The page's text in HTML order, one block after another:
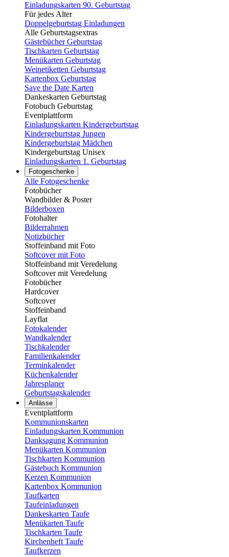
Einladungskarten 90. Geburtstag
Für jedes Alter
Doppelgeburtstag Einladungen
Alle Geburtstagsextras
Gästebücher Geburtstag
Tischkarten Geburtstag
Menükarten Geburtstag
Weinetiketten Geburtstag
Kartenbox Geburtstag
Save the Date Karten
Dankeskarten Geburtstag
Fotobuch Geburtstag
Eventplattform
Einladungskarten Kindergeburtstag
Kindergeburtstag Jungen
Kindergeburtstag Mädchen
Kindergeburtstag Unisex
Einladungskarten 1. Geburtstag
Fotogeschenke
Alle Fotogeschenke
Fotobücher
Wandbilder & Poster
Bilderboxen
Fotohalter
Bilderrahmen
Notizbücher
Stoffeinband mit Foto
Softcover mit Foto
Stoffeinband mit Veredelung
Softcover mit Veredelung
Fotobücher
Hardcover
Softcover
Stoffeinband
Layflat
Fotokalender
Wandkalender
Tischkalender
Familienkalender
Terminkalender
Küchenkalender
Jahresplaner
Geburtstagskalender
Anlässe
Eventplattform
Kommunionskarten
Einladungskarten Kommunion
Danksagung Kommunion
Menükarten Kommunion
Tischkarten Kommunion
Gästebuch Kommunion
Kerzen Kommunion
Kartenbox Kommunion
Taufkarten
Taufeinladungen
Dankeskarten Taufe
Menükarten Taufe
Tischkarten Taufe
Kirchenheft Taufe
Taufkerzen